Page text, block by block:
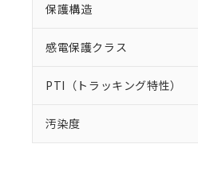
保護構造
感電保護クラス
PTI（トラッキング特性）
汚染度